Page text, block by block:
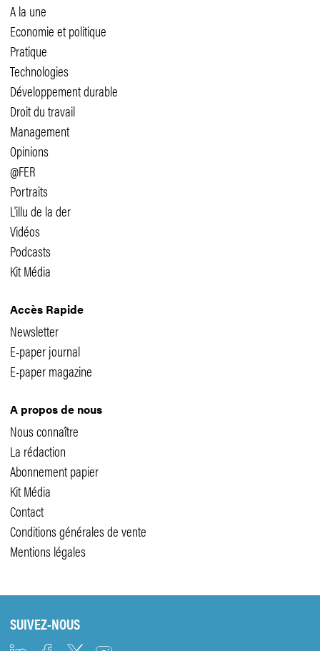
A la une
Economie et politique
Pratique
Technologies
Développement durable
Droit du travail
Management
Opinions
@FER
Portraits
L'illu de la der
Vidéos
Podcasts
Kit Média
Accès Rapide
Newsletter
E-paper journal
E-paper magazine
A propos de nous
Nous connaître
La rédaction
Abonnement papier
Kit Média
Contact
Conditions générales de vente
Mentions légales
SUIVEZ-NOUS